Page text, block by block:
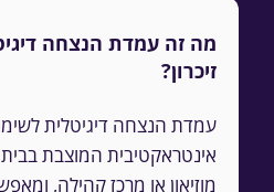
מה זה עמדת הנצחה
זיכרון?
עמדת הנצחה דיגיטלית
אינטראקטיבית המוצבת
מוזיאון או מרכז קהילה,